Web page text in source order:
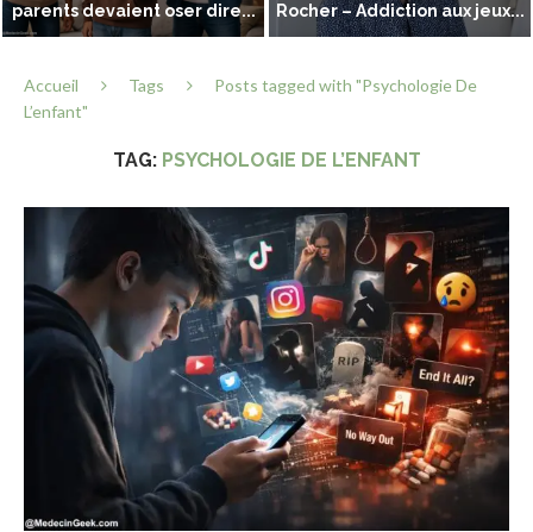
parents devaient oser dire...
Rocher – Addiction aux jeux...
Accueil Tags
Posts tagged with "Psychologie De
L’enfant"
TAG: PSYCHOLOGIE DE L’ENFANT